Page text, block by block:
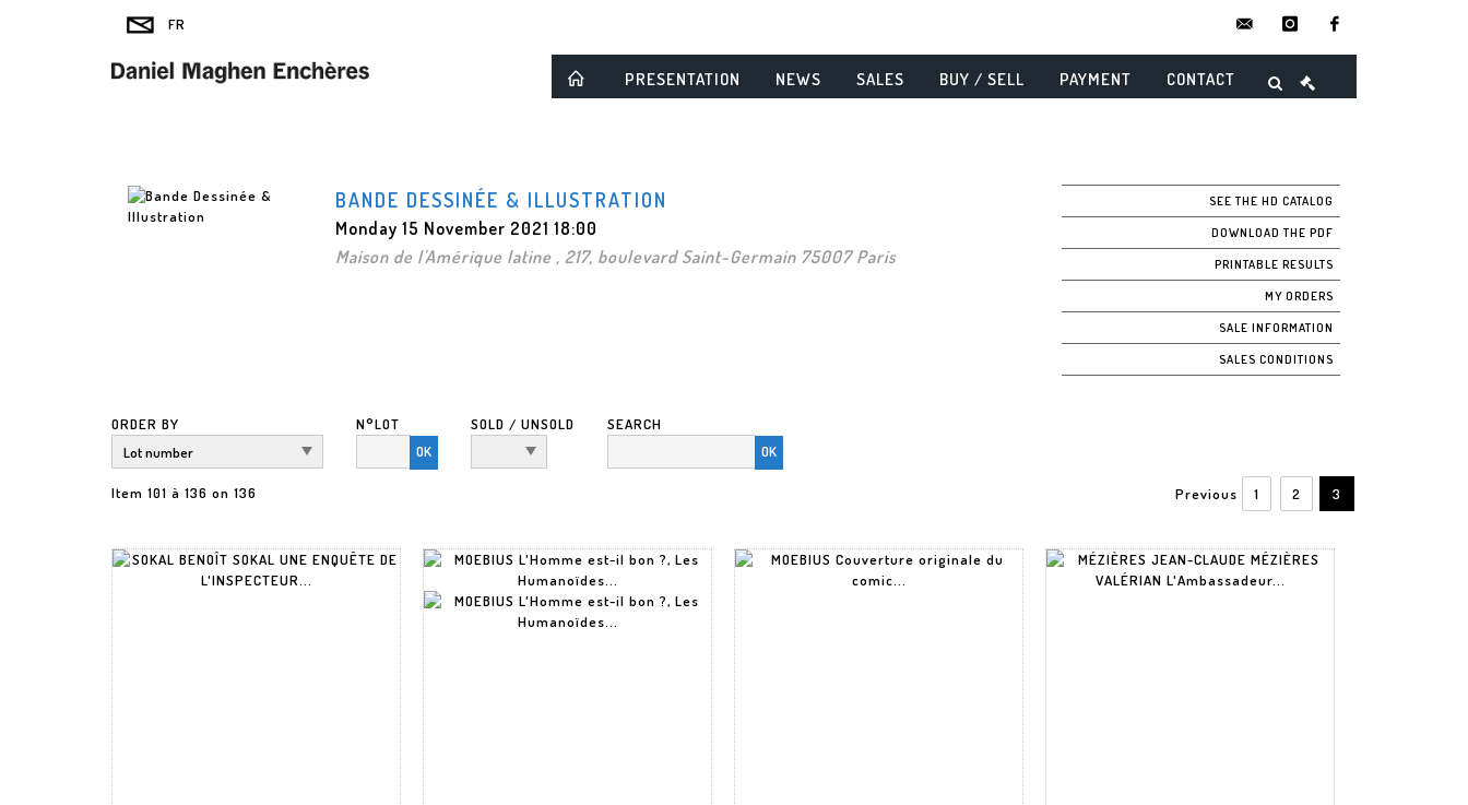
instagram
PRESENTATION NEWS SALES BUY / SELL PAYMENT CONTACT
BANDE DESSINÉE & ILLUSTRATION
Monday 15 November 2021 18:00
Maison de l'Amérique latine , 217, boulevard Saint-Germain 75007 Paris
SEE THE HD CATALOG
DOWNLOAD THE PDF
PRINTABLE RESULTS
MY ORDERS
SALE INFORMATION
SALES CONDITIONS
ORDER BY
N°LOT
OK
SOLD / UNSOLD SEARCH
Item 101 à 136 on 136 Previous 1 2 3